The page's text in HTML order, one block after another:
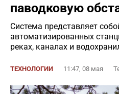
паводковую
Система представляет
автоматизированных
реках, каналах и
ТЕХНОЛОГИИ 11:47, 08 мая